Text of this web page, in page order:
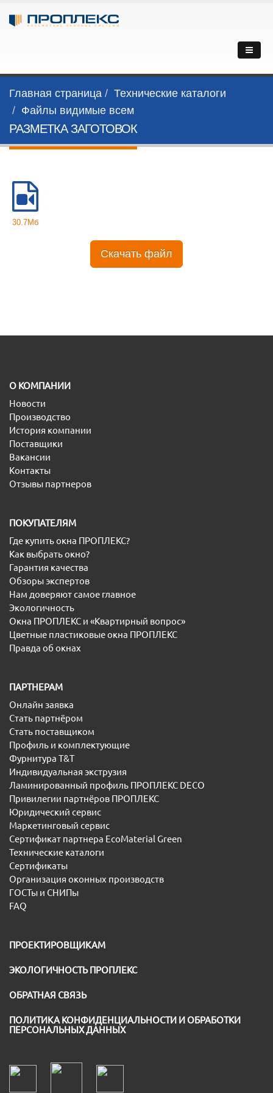
Главная страница
Технические каталоги
Файлы видимые всем
РАЗМЕТКА ЗАГОТОВОК
30.7Мб
Скачать файл
O КОМПАНИИ
Новости
Производство
История компании
Поставщики
Вакансии
Контакты
Отзывы партнеров
ПОКУПАТЕЛЯМ
Где купить окна ПРОПЛЕКС?
Как выбрать окно?
Гарантия качества
Обзоры экспертов
Нам доверяют самое главное
Экологичность
Окна ПРОПЛЕКС и «Квартирный вопрос»
Цветные пластиковые окна ПРОПЛЕКС
Правда об окнах
ПАРТНЕРАМ
Онлайн заявка
Стать партнёром
Стать поставщиком
Профиль и комплектующие
Фурнитура T&T
Индивидуальная экструзия
Ламинированный профиль ПРОПЛЕКС DECO
Привилегии партнёров ПРОПЛЕКС
Юридический сервис
Маркетинговый сервис
Сертификат партнера EcoMaterial Green
Технические каталоги
Сертификаты
Организация оконных производств
ГОСТы и СНИПы
FAQ
ПРОЕКТИРОВЩИКАМ
ЭКОЛОГИЧНОСТЬ ПРОПЛЕКС
ОБРАТНАЯ СВЯЗЬ
ПОЛИТИКА КОНФИДЕНЦИАЛЬНОСТИ И ОБРАБОТКИ
ПЕРСОНАЛЬНЫХ ДАННЫХ